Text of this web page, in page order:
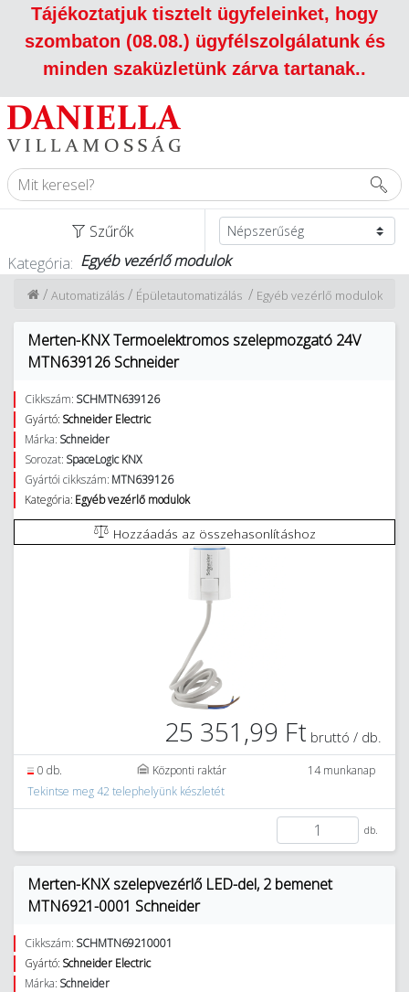
Tájékoztatjuk tisztelt ügyfeleinket, hogy
szombaton (08.08.) ügyfélszolgálatunk és
minden szaküzletünk zárva tartanak..
Szűrők
Kategória: Egyéb vezérlő modulok
Egyéb vezérlő modulok
/
Épületautomatizálás
/
Automatizálás
/
Merten-KNX Termoelektromos szelepmozgató 24V
MTN639126 Schneider
Cikkszám: SCHMTN639126
Gyártó: Schneider Electric
Márka: Schneider
Sorozat: SpaceLogic KNX
Gyártói cikkszám: MTN639126
Kategória: Egyéb vezérlő modulok
Hozzáadás az összehasonlításhoz
25 351,99 Ft bruttó / db.
0 db. Központi raktár
14 munkanap
Tekintse meg 42 telephelyünk készletét
db.
Merten-KNX szelepvezérlő LED-del, 2 bemenet
MTN6921-0001 Schneider
Cikkszám: SCHMTN69210001
Gyártó: Schneider Electric
Márka: Schneider